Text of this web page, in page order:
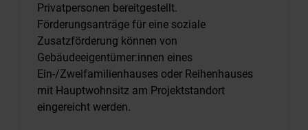
Privatpersonen bereitgestellt.
Förderungsanträge für eine soziale
Zusatzförderung können von
Gebäudeeigentümer:innen eines
Ein-/Zweifamilienhauses oder Reihenhauses
mit Hauptwohnsitz am Projektstandort
eingereicht werden.